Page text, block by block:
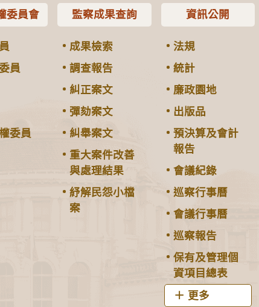
委員會
員
委員
監察成果查詢
成果檢索
調查報告
糾正案文
彈劾案文
糾舉案文
重大案件改善
與處理結果
紓解民怨小檔
案
資訊公開
法規
統計
廉政園地
出版品
預決算及會計
報告
會議紀錄
巡察行事曆
會議行事曆
巡察報告
保有及管理個
資項目總表
更多